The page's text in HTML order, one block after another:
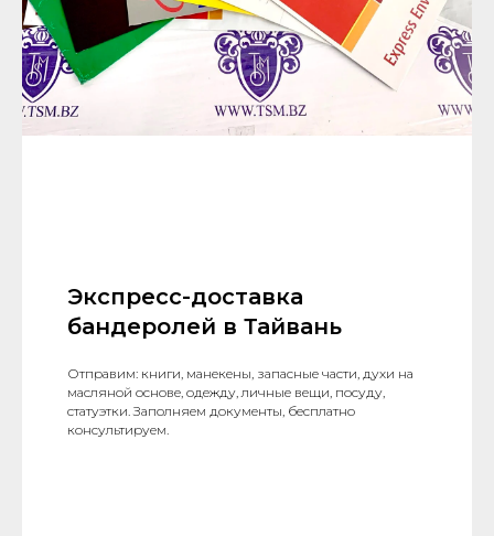
Экспресс-доставка
бандеролей в Тайвань
Отправим: книги, манекены, запасные части, духи на
масляной основе, одежду, личные вещи, посуду,
статуэтки. Заполняем документы, бесплатно
консультируем.